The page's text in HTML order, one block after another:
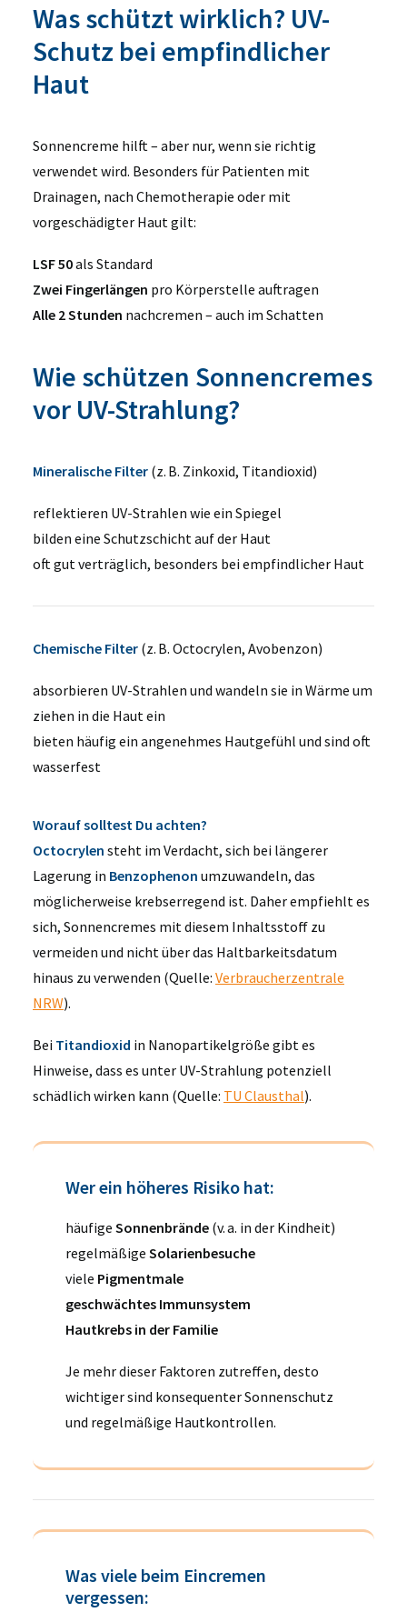
Was schützt wirklich? UV-
Schutz bei empfindlicher
Haut
Sonnencreme hilft – aber nur, wenn sie richtig
verwendet wird. Besonders für Patienten mit
Drainagen, nach Chemotherapie oder mit
vorgeschädigter Haut gilt:
LSF 50als Standard
Zwei Fingerlängen pro Körperstelle auftragen
Alle 2 Stunden nachcremen – auch im Schatten
Wie schützen Sonnencremes
vor UV-Strahlung?
Mineralische Filter (z. B. Zinkoxid, Titandioxid)
reflektieren UV-Strahlen wie ein Spiegel
bilden eine Schutzschicht auf der Haut
oft gut verträglich, besonders bei empfindlicher Haut
Chemische Filter (z. B. Octocrylen, Avobenzon)
absorbieren UV-Strahlen und wandeln sie in Wärme um
ziehen in die Haut ein
bieten häufig ein angenehmes Hautgefühl und sind oft
wasserfest
Worauf solltest Du achten?
Octocrylen steht im Verdacht, sich bei längerer
Lagerung in Benzophenon umzuwandeln, das
möglicherweise krebserregend ist. Daher empfiehlt es
sich, Sonnencremes mit diesem Inhaltsstoff zu
vermeiden und nicht über das Haltbarkeitsdatum
hinaus zu verwenden (Quelle: Verbraucherzentrale
NRW).
Bei Titandioxid in Nanopartikelgröße gibt es
Hinweise, dass es unter UV-Strahlung potenziell
schädlich wirken kann (Quelle: TU Clausthal).
Wer ein höheres Risiko hat:
häufige Sonnenbrände (v. a. in der Kindheit)
regelmäßige Solarienbesuche
viele Pigmentmale
geschwächtes Immunsystem
Hautkrebs in der Familie
Je mehr dieser Faktoren zutreffen, desto
wichtiger sind konsequenter Sonnenschutz
und regelmäßige Hautkontrollen.
Was viele beim Eincremen
vergessen: